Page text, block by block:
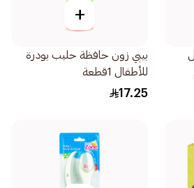
+
بيبي زون حافظة حليب بودرة
للأطفال 1قطعة
17.25